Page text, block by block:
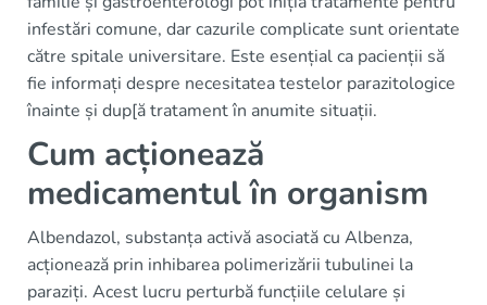
infestări comune, dar cazurile complicate sunt orientate
către spitale universitare. Este esențial ca pacienții să
fie informați despre necesitatea testelor parazitologice
înainte și dup[ă tratament în anumite situații.
Cum acționează
medicamentul în organism
Albendazol, substanța activă asociată cu Albenza,
acționează prin inhibarea polimerizării tubulinei la
paraziți. Acest lucru perturbă funcțiile celulare și